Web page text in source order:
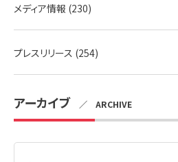
メディア情報 (230)
プレスリリース (254)
アーカイブ ／ ARCHIVE